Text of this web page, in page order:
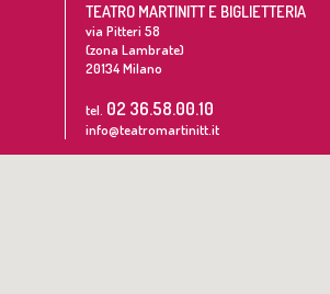
TEATRO MARTINITT E BIGLIETTERIA
via Pitteri 58
(zona Lambrate)
20134Milano
tel. 02 36.58.00.10
info@teatromartinitt.it